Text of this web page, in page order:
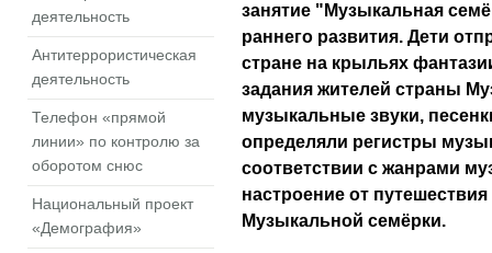
занятие "Музыкальная
раннего развития. Дети
стране на крыльях
задания жителей страны
музыкальные звуки,
определяли регистры
соответствии с жанрами
настроение от
Музыкальной семёрки.
деятельность
Антитеррористическая
деятельность
Телефон «прямой
линии» по контролю за
оборотом снюс
Национальный проект
«Демография»